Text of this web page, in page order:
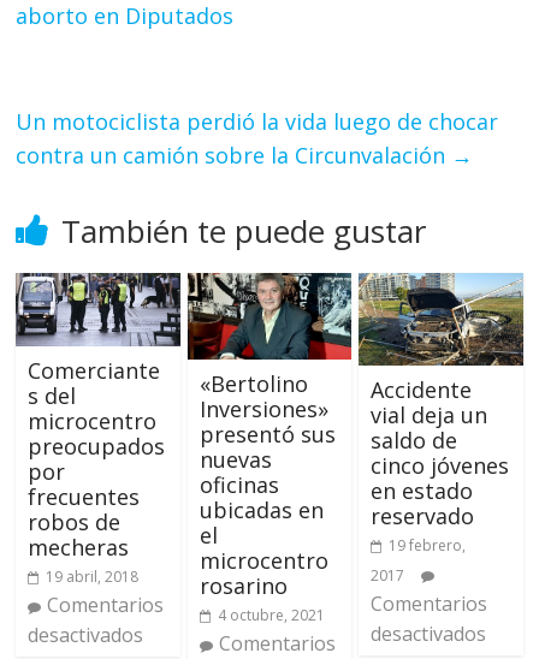
aborto en Diputados
Un motociclista perdió la vida luego de chocar
contra un camión sobre la Circunvalación →
También te puede gustar
Comerciante
s del
microcentro
preocupados
por
frecuentes
robos de
mecheras
19 abril, 2018
Comentarios
desactivados
«Bertolino
Inversiones»
presentó sus
nuevas
oficinas
ubicadas en
el
microcentro
rosarino
4 octubre, 2021
Comentarios
Accidente
vial deja un
saldo de
cinco jóvenes
en estado
reservado
19 febrero,
2017
Comentarios
desactivados